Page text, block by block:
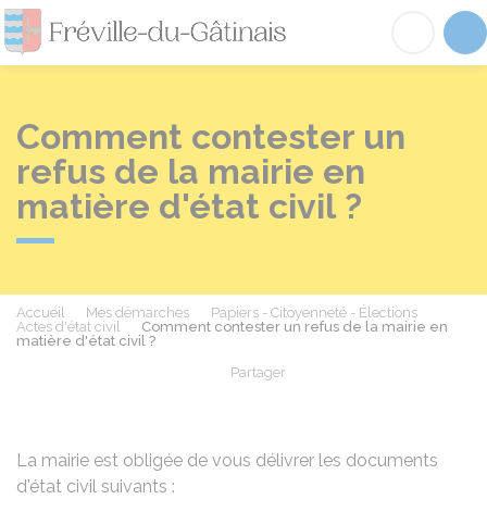
Fréville-du-
Comment contester un
refus de la mairie en
matière d'état civil ?
Accueil Mes démarches
Papiers - Citoyenneté - Élections
Actes d'état civil
Comment contester un refus de la mairie en
matière d'état civil ?
Partager
La mairie est obligée de vous délivrer les documents
d'état civil suivants :